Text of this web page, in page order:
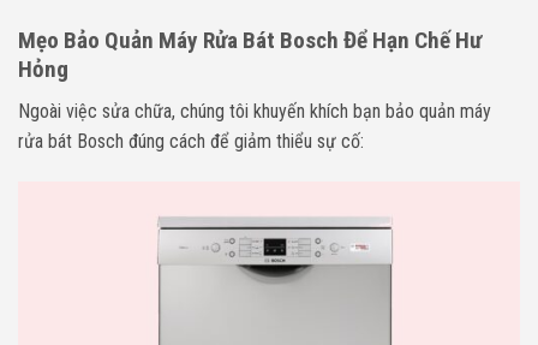
Mẹo Bảo Quản Máy Rửa Bát Bosch Để Hạn Chế Hư
Hỏng
Ngoài việc sửa chữa, chúng tôi khuyến khích bạn bảo quản máy
rửa bát Bosch đúng cách để giảm thiểu sự cố: